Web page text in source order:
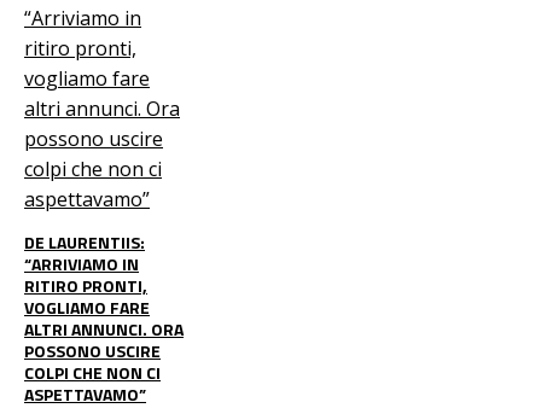
DE LAURENTIIS:
“ARRIVIAMO IN
RITIRO PRONTI,
VOGLIAMO FARE
ALTRI ANNUNCI. ORA
POSSONO USCIRE
COLPI CHE NON CI
ASPETTAVAMO”